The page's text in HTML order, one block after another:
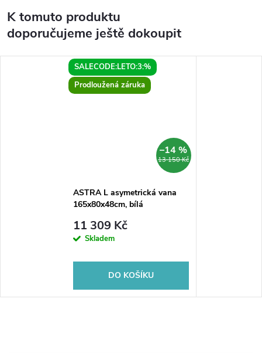
K tomuto produktu
doporučujeme ještě dokoupit
SALECODE:LETO:3:%
Prodloužená záruka
13 150 Kč
–14 %
ASTRA L asymetrická vana
165x80x48cm, bílá
11 309 Kč
Skladem
DO KOŠÍKU